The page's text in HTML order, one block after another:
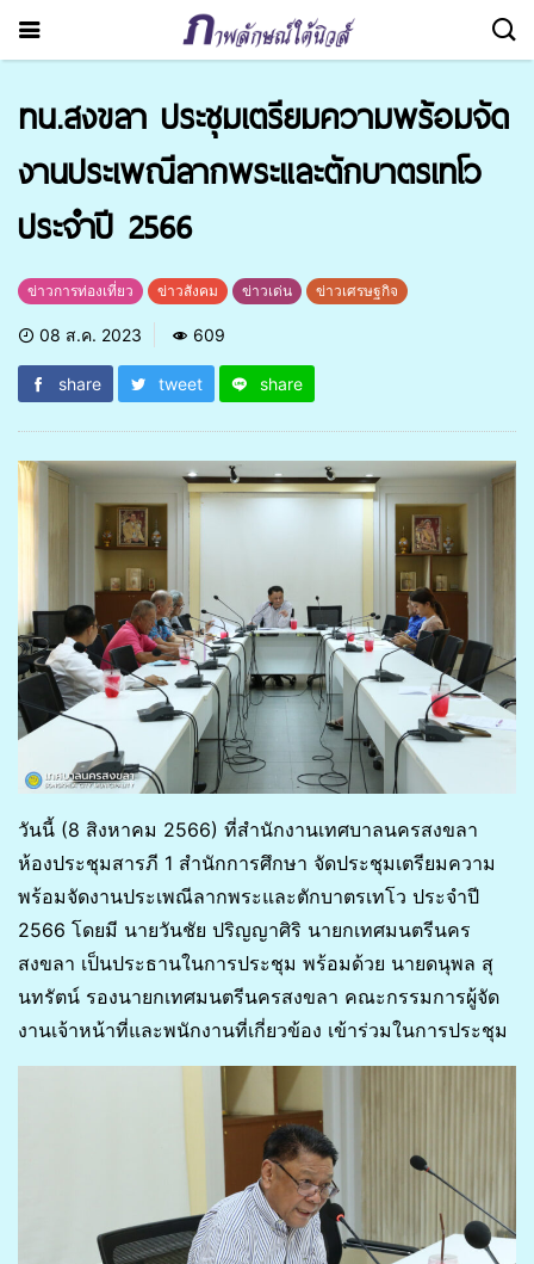
ทน.สงขลา ประชุมเตรียมความพร้อมจัด
งานประเพณีลากพระและตักบาตรเทโว
ประจำปี 2566
ข่าวการท่องเที่ยว ข่าวสังคม ข่าวเด่น ข่าวเศรษฐกิจ
08 ส.ค. 2023 609
share tweet share
วันนี้ (8 สิงหาคม 2566) ที่สำนักงานเทศบาลนครสงขลา
ห้องประชุมสารภี 1 สำนักการศึกษา จัดประชุมเตรียมความ
พร้อมจัดงานประเพณีลากพระและตักบาตรเทโว ประจำปี
2566 โดยมี นายวันชัย ปริญญาศิริ นายกเทศมนตรีนคร
สงขลา เป็นประธานในการประชุม พร้อมด้วย นายดนุพล สุ
นทรัตน์ รองนายกเทศมนตรีนครสงขลา คณะกรรมการผู้จัด
งานเจ้าหน้าที่และพนักงานที่เกี่ยวข้อง เข้าร่วมในการประชุม